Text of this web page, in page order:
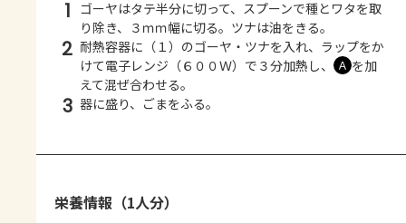
1 ゴーヤはタテ半分に切って、スプーンで種とワタを取
り除き、３ｍｍ幅に切る。ツナは油をきる。
2 耐熱容器に（１）のゴーヤ・ツナを入れ、ラップをか
けて電子レンジ（６００Ｗ）で３分加熱し、
Ａ を加
えて混ぜ合わせる。
3 器に盛り、ごまをふる。
栄養情報（1人分）